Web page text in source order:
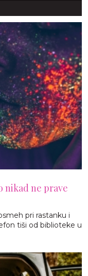
nikad ne prave
pri rastanku i
tiši od biblioteke u